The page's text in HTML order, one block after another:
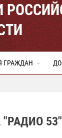
ГРАЖДАН
53"